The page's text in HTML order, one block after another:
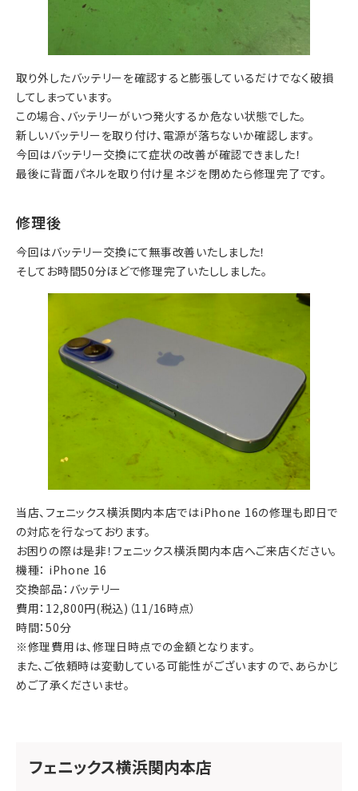
取り外したバッテリーを確認すると膨張しているだけでなく破損
してしまっています。
この場合、バッテリーがいつ発火するか危ない状態でした。
新しいバッテリーを取り付け、電源が落ちないか確認します。
今回はバッテリー交換にて症状の改善が確認できました！
最後に背面パネルを取り付け星ネジを閉めたら修理完了です。
修理後
今回はバッテリー交換にて無事改善いたしました！
そしてお時間50分ほどで修理完了いたししました。
当店、フェニックス横浜関内本店ではiPhone 16の修理も即日で
の対応を行なっております。
お困りの際は是非！フェニックス横浜関内本店へご来店ください。
機種： iPhone 16
交換部品：バッテリー
費用：12,800円(税込)（11/16時点）
時間：50分
※修理費用は、修理日時点での金額となります。
また、ご依頼時は変動している可能性がございますので、あらかじ
めご了承くださいませ。
フェニックス横浜関内本店